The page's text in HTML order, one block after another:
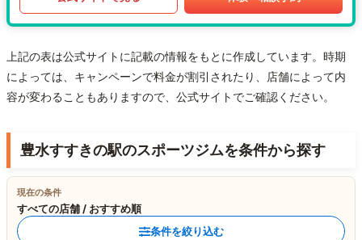
上記の表は公式サイトに記載の情報をもとに作成しています。時期
によっては、キャンペーンで料金が割引されたり、店舗によって内
容が変わることもありますので、公式サイトでご確認ください。
豊水すすきの駅のスポーツジムを条件から探す
現在の条件
すべての店舗 / おすすめ順
条件を絞り込む